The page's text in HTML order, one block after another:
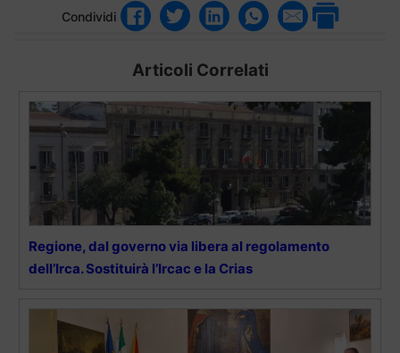
Condividi
Articoli Correlati
Regione, dal governo via libera al regolamento
dell’Irca. Sostituirà l’Ircac e la Crias